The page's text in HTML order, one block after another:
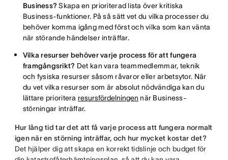
Business? Skapa en prioriterad lista över kritiska
Business-funktioner. På så sätt vet du vilka processer du
behöver komma igång med först och vilka som kan vänta
när störande händelser inträffar.
Vilka resurser behöver varje process för att fungera
framgångsrikt? Det kan vara teammedlemmar, teknik
och fysiska resurser såsom råvaror eller arbetsytor. När
du vet vilka resurser som är absolut nödvändiga kan du
lättare prioritera resursfördelningen när Business-
störningar inträffar.
Hur lång tid tar det att få varje process att fungera normalt
igen när en störning inträffar, och hur mycket kostar det?
Det hjälper dig att skapa en korrekt tidslinje och budget för